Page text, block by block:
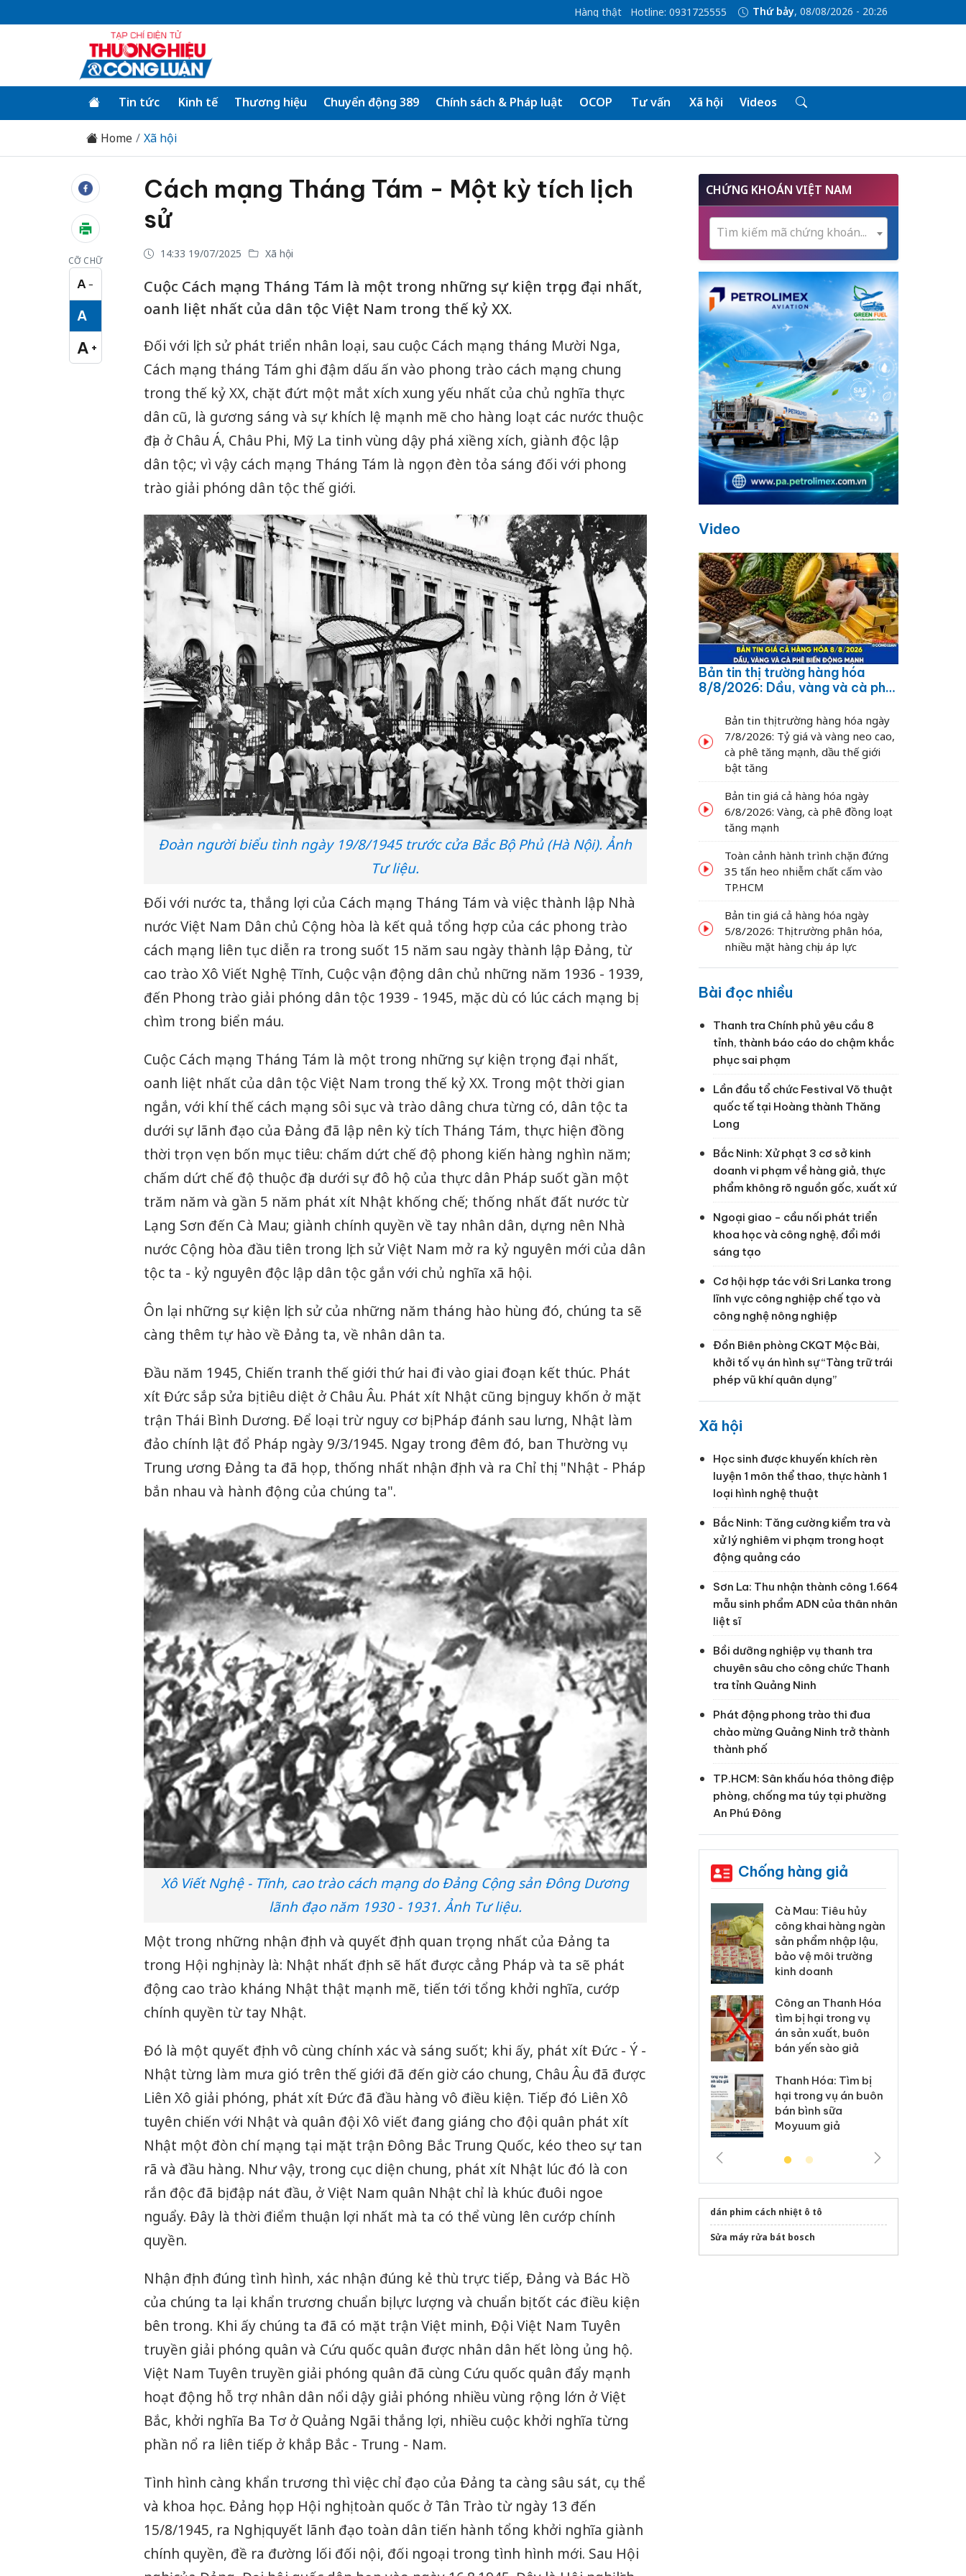
Hàng thật Hotline: 0931725555 Thứ bảy, 08/08/2026 - 20:26
Tin tức Kinh tế Thương hiệu Chuyển động 389 Chính sách & Pháp luật OCOP Tư vấn Xã hội Videos
Home Xã hội
CỠ CHỮ
A −
Cỡ chữ nhỏ
A
Cỡ chữ vừa
A +
Cỡ chữ lớn
Cách mạng Tháng Tám - Một kỳ tích lịch
sử
14:33 19/07/2025 Xã hội
Cuộc Cách mạng Tháng Tám là một trong những sự kiện trọng đại nhất,
oanh liệt nhất của dân tộc Việt Nam trong thế kỷ XX.
Đối với lịch sử phát triển nhân loại, sau cuộc Cách mạng tháng Mười Nga,
Cách mạng tháng Tám ghi đậm dấu ấn vào phong trào cách mạng chung
trong thế kỷ XX, chặt đứt một mắt xích xung yếu nhất của chủ nghĩa thực
dân cũ, là gương sáng và sự khích lệ mạnh mẽ cho hàng loạt các nước thuộc
địa ở Châu Á, Châu Phi, Mỹ La tinh vùng dậy phá xiềng xích, giành độc lập
dân tộc; vì vậy cách mạng Tháng Tám là ngọn đèn tỏa sáng đối với phong
trào giải phóng dân tộc thế giới.
Đoàn người biểu tình ngày 19/8/1945 trước cửa Bắc Bộ Phủ (Hà Nội). Ảnh
Tư liệu.
Đối với nước ta, thắng lợi của Cách mạng Tháng Tám và việc thành lập Nhà
nước Việt Nam Dân chủ Cộng hòa là kết quả tổng hợp của các phong trào
cách mạng liên tục diễn ra trong suốt 15 năm sau ngày thành lập Đảng, từ
cao trào Xô Viết Nghệ Tĩnh, Cuộc vận động dân chủ những năm 1936 - 1939,
đến Phong trào giải phóng dân tộc 1939 - 1945, mặc dù có lúc cách mạng bị
chìm trong biển máu.
Cuộc Cách mạng Tháng Tám là một trong những sự kiện trọng đại nhất,
oanh liệt nhất của dân tộc Việt Nam trong thế kỷ XX. Trong một thời gian
ngắn, với khí thế cách mạng sôi sục và trào dâng chưa từng có, dân tộc ta
dưới sự lãnh đạo của Đảng đã lập nên kỳ tích Tháng Tám, thực hiện đồng
thời trọn vẹn bốn mục tiêu: chấm dứt chế độ phong kiến hàng nghìn năm;
chấm dứt chế độ thuộc địa dưới sự đô hộ của thực dân Pháp suốt gần một
trăm năm và gần 5 năm phát xít Nhật khống chế; thống nhất đất nước từ
Lạng Sơn đến Cà Mau; giành chính quyền về tay nhân dân, dựng nên Nhà
nước Cộng hòa đầu tiên trong lịch sử Việt Nam mở ra kỷ nguyên mới của dân
tộc ta - kỷ nguyên độc lập dân tộc gắn với chủ nghĩa xã hội.
Ôn lại những sự kiện lịch sử của những năm tháng hào hùng đó, chúng ta sẽ
càng thêm tự hào về Đảng ta, về nhân dân ta.
Đầu năm 1945, Chiến tranh thế giới thứ hai đi vào giai đoạn kết thúc. Phát
xít Đức sắp sửa bị tiêu diệt ở Châu Âu. Phát xít Nhật cũng bị nguy khốn ở mặt
trận Thái Bình Dương. Để loại trừ nguy cơ bị Pháp đánh sau lưng, Nhật làm
đảo chính lật đổ Pháp ngày 9/3/1945. Ngay trong đêm đó, ban Thường vụ
Trung ương Đảng ta đã họp, thống nhất nhận định và ra Chỉ thị: "Nhật - Pháp
bắn nhau và hành động của chúng ta".
Xô Viết Nghệ - Tĩnh, cao trào cách mạng do Đảng Cộng sản Đông Dương
lãnh đạo năm 1930 - 1931. Ảnh Tư liệu.
Một trong những nhận định và quyết định quan trọng nhất của Đảng ta
trong Hội nghị này là: Nhật nhất định sẽ hất được cẳng Pháp và ta sẽ phát
động cao trào kháng Nhật thật mạnh mẽ, tiến tới tổng khởi nghĩa, cướp
chính quyền từ tay Nhật.
Đó là một quyết định vô cùng chính xác và sáng suốt; khi ấy, phát xít Đức - Ý -
Nhật từng làm mưa gió trên thế giới đã đến giờ cáo chung, Châu Âu đã được
Liên Xô giải phóng, phát xít Đức đã đầu hàng vô điều kiện. Tiếp đó Liên Xô
tuyên chiến với Nhật và quân đội Xô viết đang giáng cho đội quân phát xít
Nhật một đòn chí mạng tại mặt trận Đông Bắc Trung Quốc, kéo theo sự tan
rã và đầu hàng. Như vậy, trong cục diện chung, phát xít Nhật lúc đó là con
rắn độc đã bị đập nát đầu, ở Việt Nam quân Nhật chỉ là khúc đuôi ngoe
nguẩy. Đây là thời điểm thuận lợi nhất mà ta có thể vùng lên cướp chính
quyền.
Nhận định đúng tình hình, xác nhận đúng kẻ thù trực tiếp, Đảng và Bác Hồ
của chúng ta lại khẩn trương chuẩn bị lực lượng và chuẩn bị tốt các điều kiện
bên trong. Khi ấy chúng ta đã có mặt trận Việt minh, Đội Việt Nam Tuyên
truyền giải phóng quân và Cứu quốc quân được nhân dân hết lòng ủng hộ.
Việt Nam Tuyên truyền giải phóng quân đã cùng Cứu quốc quân đẩy mạnh
hoạt động hỗ trợ nhân dân nổi dậy giải phóng nhiều vùng rộng lớn ở Việt
Bắc, khởi nghĩa Ba Tơ ở Quảng Ngãi thắng lợi, nhiều cuộc khởi nghĩa từng
phần nổ ra liên tiếp ở khắp Bắc - Trung - Nam.
Tình hình càng khẩn trương thì việc chỉ đạo của Đảng ta càng sâu sát, cụ thể
và khoa học. Đảng họp Hội nghị toàn quốc ở Tân Trào từ ngày 13 đến
15/8/1945, ra Nghị quyết lãnh đạo toàn dân tiến hành tổng khởi nghĩa giành
chính quyền, đề ra đường lối đối nội, đối ngoại trong tình hình mới. Sau Hội
CHỨNG KHOÁN VIỆT NAM
Tìm kiếm mã chứng khoán...
Video
Bản tin thị trường hàng hóa
8/8/2026: Dầu, vàng và cà phê
Bản tin thị trường hàng hóa ngày
7/8/2026: Tỷ giá và vàng neo cao,
cà phê tăng mạnh, dầu thế giới
bật tăng
Bản tin giá cả hàng hóa ngày
6/8/2026: Vàng, cà phê đồng loạt
tăng mạnh
Toàn cảnh hành trình chặn đứng
35 tấn heo nhiễm chất cấm vào
TP.HCM
Bản tin giá cả hàng hóa ngày
5/8/2026: Thị trường phân hóa,
nhiều mặt hàng chịu áp lực
Bài đọc nhiều
Thanh tra Chính phủ yêu cầu 8
tỉnh, thành báo cáo do chậm khắc
phục sai phạm
Lần đầu tổ chức Festival Võ thuật
quốc tế tại Hoàng thành Thăng
Long
Bắc Ninh: Xử phạt 3 cơ sở kinh
doanh vi phạm về hàng giả, thực
phẩm không rõ nguồn gốc, xuất xứ
Ngoại giao - cầu nối phát triển
khoa học và công nghệ, đổi mới
sáng tạo
Cơ hội hợp tác với Sri Lanka trong
lĩnh vực công nghiệp chế tạo và
công nghệ nông nghiệp
Đồn Biên phòng CKQT Mộc Bài,
khởi tố vụ án hình sự “Tàng trữ trái
phép vũ khí quân dụng”
Xã hội
Học sinh được khuyến khích rèn
luyện 1 môn thể thao, thực hành 1
loại hình nghệ thuật
Bắc Ninh: Tăng cường kiểm tra và
xử lý nghiêm vi phạm trong hoạt
động quảng cáo
Sơn La: Thu nhận thành công 1.664
mẫu sinh phẩm ADN của thân nhân
liệt sĩ
Bồi dưỡng nghiệp vụ thanh tra
chuyên sâu cho công chức Thanh
tra tỉnh Quảng Ninh
Phát động phong trào thi đua
chào mừng Quảng Ninh trở thành
thành phố
TP.HCM: Sân khấu hóa thông điệp
phòng, chống ma túy tại phường
An Phú Đông
Chống hàng giả
sản phẩm nhập lậu,
bảo vệ môi trường
kinh doanh
bán yến sào giả
Thanh Hóa: Tìm bị
hại trong vụ án buôn
Moyuum giả
Khẩn trương xác
minh, xử lý sản phẩm
Slimaura Care x3 sử
dụng giấy phép giả
mạo
Lào Cai xử lý 83 vụ vi
phạm thương mại
trong tháng 7
Hưng Yên: Xử lý 6 hộ
kinh doanh bán hàng
giả mạo nhãn hiệu
Adidas, Nike
dán phim cách nhiệt ô tô
Sửa máy rửa bát bosch